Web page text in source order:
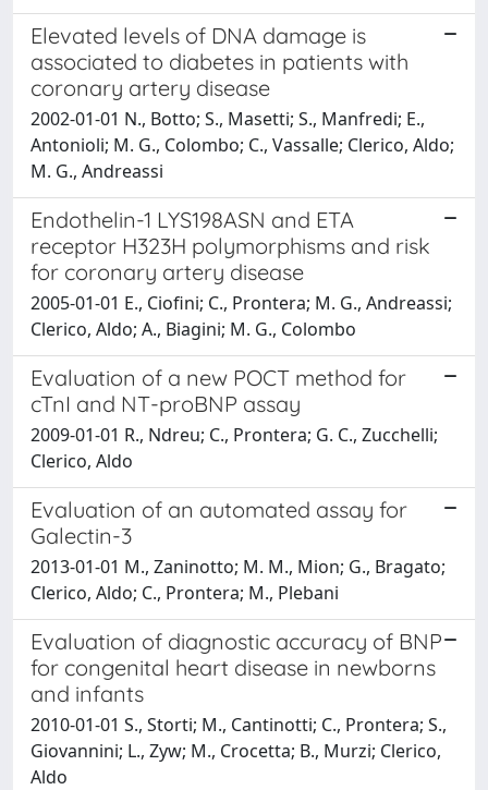
Elevated levels of DNA damage is
associated to diabetes in patients with
coronary artery disease
2002-01-01 N., Botto; S., Masetti; S., Manfredi; E.,
Antonioli; M. G., Colombo; C., Vassalle; Clerico, Aldo;
M. G., Andreassi
Endothelin-1 LYS198ASN and ETA
receptor H323H polymorphisms and risk
for coronary artery disease
2005-01-01 E., Ciofini; C., Prontera; M. G., Andreassi;
Clerico, Aldo; A., Biagini; M. G., Colombo
Evaluation of a new POCT method for
cTnI and NT-proBNP assay
2009-01-01 R., Ndreu; C., Prontera; G. C., Zucchelli;
Clerico, Aldo
Evaluation of an automated assay for
Galectin-3
2013-01-01 M., Zaninotto; M. M., Mion; G., Bragato;
Clerico, Aldo; C., Prontera; M., Plebani
Evaluation of diagnostic accuracy of BNP
for congenital heart disease in newborns
and infants
2010-01-01 S., Storti; M., Cantinotti; C., Prontera; S.,
Giovannini; L., Zyw; M., Crocetta; B., Murzi; Clerico,
Aldo